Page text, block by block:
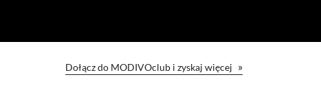
Dołącz do MODIVOclub i zyskaj więcej »